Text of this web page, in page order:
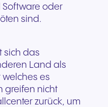
oder
sind.
sich das
Land als
es
greifen nicht
zurück, um